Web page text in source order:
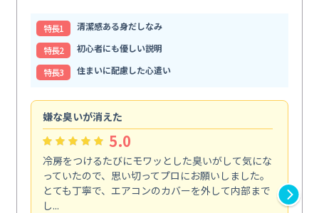
特⻑1
清潔感ある身だしなみ
特⻑2
初心者にも優しい説明
特⻑3
住まいに配慮した心遣い
嫌な臭いが消えた
5.0
冷房をつけるたびにモワッとした臭いがして気にな
っていたので、思い切ってプロにお願いしました。
とても丁寧で、エアコンのカバーを外して内部まで
し...